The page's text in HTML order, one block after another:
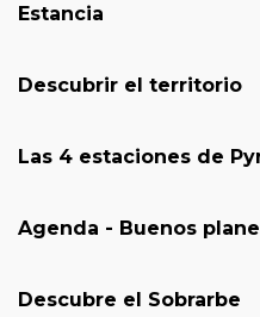
Estancia
Descubrir el territorio
Las 4 estaciones de
Agenda - Buenos
Descubre el Sobrarbe